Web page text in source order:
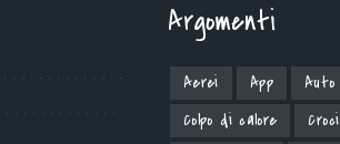
Argomenti
Aerei App
Auto
Colpo di calore
Croci